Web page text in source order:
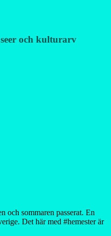
och kulturarv
och sommaren passerat. En
Det här med #hemester är